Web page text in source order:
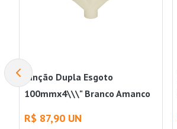
Junção Dupla Esgoto
100mmx4\\\" Branco Amanco
R$ 87,90 UN